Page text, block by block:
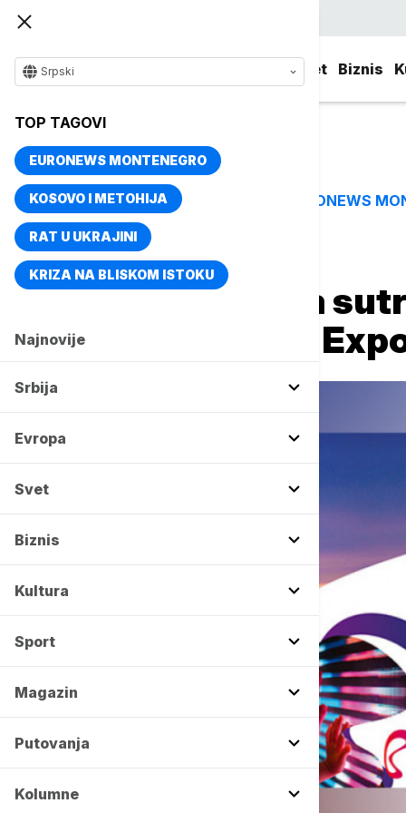
Svet Biznis
Srpski
TOP TAGOVI
EURONEWS MONTENEGRO
KOSOVO I METOHIJA
RAT U UKRAJINI
KRIZA NA BLISKOM ISTOKU
Najnovije
Srbija
Evropa
Svet
Biznis
Kultura
Sport
Magazin
Putovanja
Kolumne
TOP TAGOVI EURONEWS
Naslovna Srbija
Beograd i Srbija
kandidaturu za